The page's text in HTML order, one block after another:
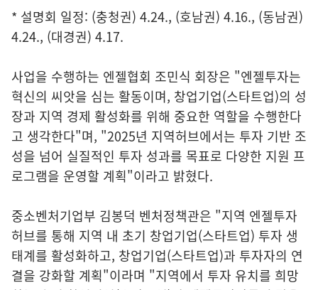
* 설명회 일정: (충청권) 4.24., (호남권) 4.16., (동남권)
4.24., (대경권) 4.17.
사업을 수행하는 엔젤협회 조민식 회장은 "엔젤투자는
혁신의 씨앗을 심는 활동이며, 창업기업(스타트업)의 성
장과 지역 경제 활성화를 위해 중요한 역할을 수행한다
고 생각한다"며, "2025년 지역허브에서는 투자 기반 조
성을 넘어 실질적인 투자 성과를 목표로 다양한 지원 프
로그램을 운영할 계획"이라고 밝혔다.
중소벤처기업부 김봉덕 벤처정책관은 "지역 엔젤투자
허브를 통해 지역 내 초기 창업기업(스타트업) 투자 생
태계를 활성화하고, 창업기업(스타트업)과 투자자의 연
결을 강화할 계획"이라며 "지역에서 투자 유치를 희망